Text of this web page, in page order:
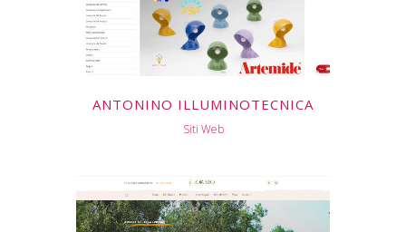
ANTONINO ILLUMINOTECNICA
Siti Web